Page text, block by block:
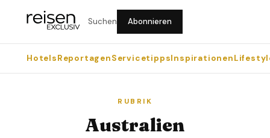
Suchen Abonnieren
HotelsReportagenServicetippsInspirationen
RUBRIK
Australien